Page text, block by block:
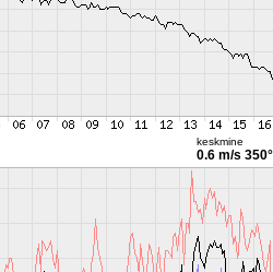
keskmine
0.6 m/s 350°